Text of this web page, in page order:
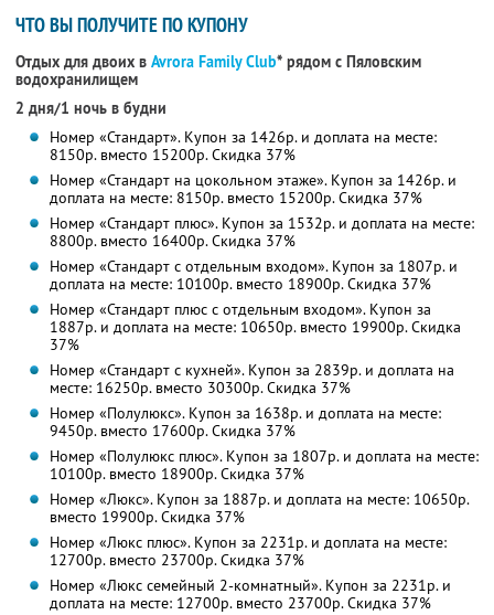
ЧТО ВЫ ПОЛУЧИТЕ ПО КУПОНУ
Отдых для двоих в Avrora Family Club* рядом с Пяловским
водохранилищем
2 дня/1 ночь в будни
Номер «Стандарт». Купон за 1426р. и доплата на месте:
8150р. вместо 15200р. Скидка 37%
Номер «Стандарт на цокольном этаже». Купон за 1426р. и
доплата на месте: 8150р. вместо 15200р. Скидка 37%
Номер «Стандарт плюс». Купон за 1532р. и доплата на месте:
8800р. вместо 16400р. Скидка 37%
Номер «Стандарт с отдельным входом». Купон за 1807р. и
доплата на месте: 10100р. вместо 18900р. Скидка 37%
Номер «Стандарт плюс с отдельным входом». Купон за
1887р. и доплата на месте: 10650р. вместо 19900р. Скидка
37%
Номер «Стандарт с кухней». Купон за 2839р. и доплата на
месте: 16250р. вместо 30300р. Скидка 37%
Номер «Полулюкс». Купон за 1638р. и доплата на месте:
9450р. вместо 17600р. Скидка 37%
Номер «Полулюкс плюс». Купон за 1807р. и доплата на месте:
10100р. вместо 18900р. Скидка 37%
Номер «Люкс». Купон за 1887р. и доплата на месте: 10650р.
вместо 19900р. Скидка 37%
Номер «Люкс плюс». Купон за 2231р. и доплата на месте:
12700р. вместо 23700р. Скидка 37%
Номер «Люкс семейный 2-комнатный». Купон за 2231р. и
доплата на месте: 12700р. вместо 23700р. Скидка 37%